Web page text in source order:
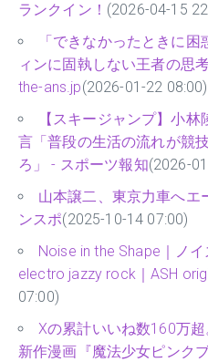
ランクイン！ (2026-04-15
「できなかったときに
ィンに固執しない王者の思
the-ans.jp(2026-01-22 08:00)
【スキージャンプ】小
言「普段の生活の流れが競
ろ」 - スポーツ報知(2026-
山本譲二、東京力車へエ
ンスポ(2025-10-14 07:00)
Noise in the Shape｜ノ
electro jazzy rock｜ASH
07:00)
Xの累計いいね数160万
新作漫画『魔法少女ピンク